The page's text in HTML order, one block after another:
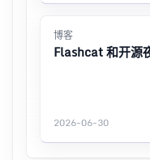
博客
Flashcat 和开源
2026-06-30